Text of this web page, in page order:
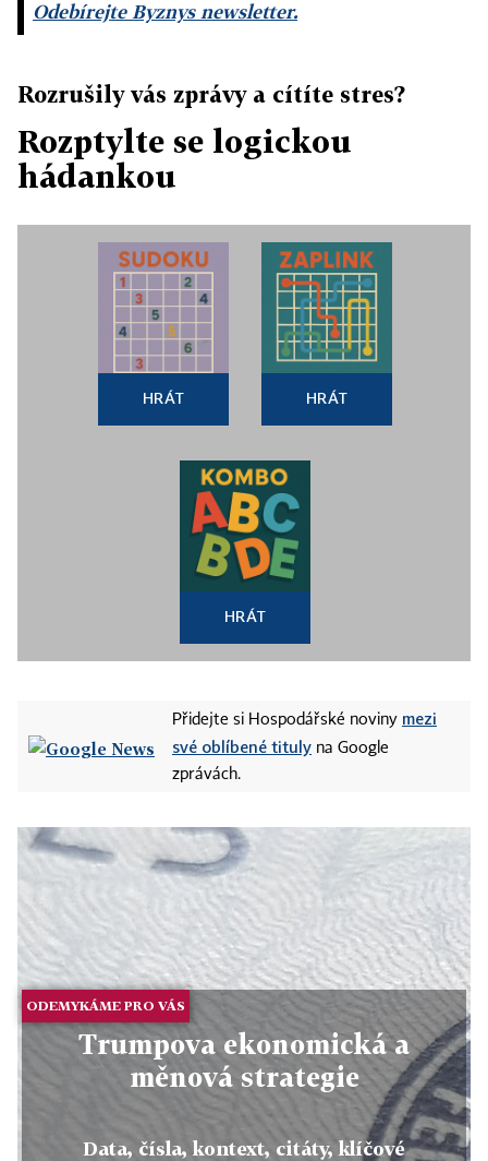
Odebírejte Byznys newsletter.
Rozrušily vás zprávy a cítíte stres?
Rozptylte se logickou
hádankou
HRÁT HRÁT
HRÁT
Přidejte si Hospodářské noviny mezi
své oblíbené tituly na Google
zprávách.
ODEMYKÁME PRO VÁS
Trumpova ekonomická a
měnová strategie
Data, čísla, kontext, citáty, klíčové